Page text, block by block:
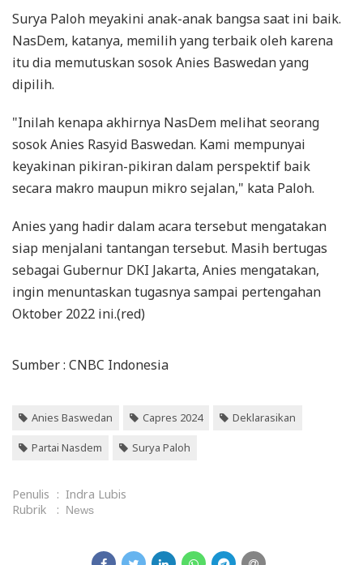
Surya Paloh meyakini anak-anak bangsa saat ini baik.
NasDem, katanya, memilih yang terbaik oleh karena
itu dia memutuskan sosok Anies Baswedan yang
dipilih.
"Inilah kenapa akhirnya NasDem melihat seorang
sosok Anies Rasyid Baswedan. Kami mempunyai
keyakinan pikiran-pikiran dalam perspektif baik
secara makro maupun mikro sejalan," kata Paloh.
Anies yang hadir dalam acara tersebut mengatakan
siap menjalani tantangan tersebut. Masih bertugas
sebagai Gubernur DKI Jakarta, Anies mengatakan,
ingin menuntaskan tugasnya sampai pertengahan
Oktober 2022 ini.(red)
Sumber : CNBC Indonesia
Anies Baswedan Capres 2024 Deklarasikan
Partai Nasdem Surya Paloh
Penulis : Indra Lubis
Rubrik
: News